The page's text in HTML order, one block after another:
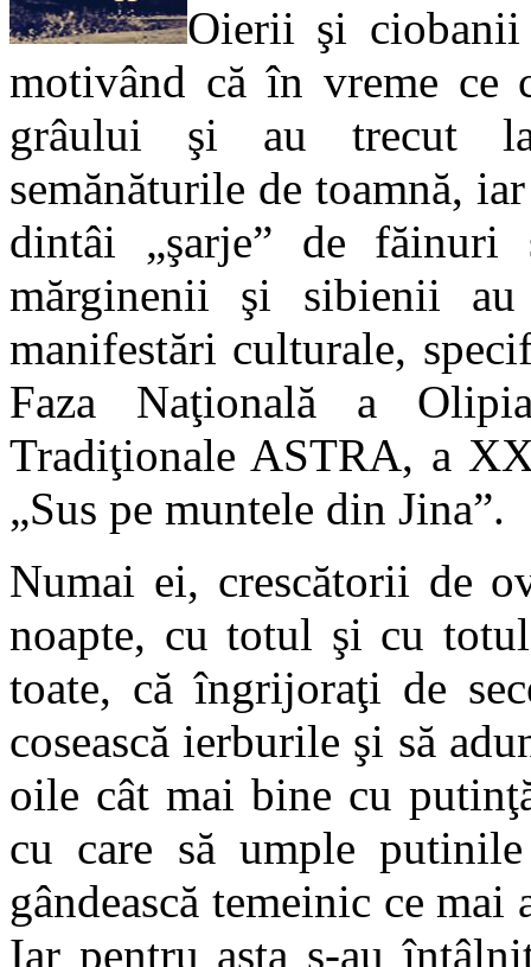
Oierii şi
motivând că în vreme ce
grâului şi au trecut la
semănăturile de toamnă,
dintâi „şarje” de
mărginenii şi sibienii
manifestări culturale,
Faza Naţională a
Tradiţionale ASTRA, a
„Sus pe muntele din Jina”.
Numai ei, crescătorii de
noapte, cu totul şi cu
toate, că îngrijoraţi de
cosească ierburile şi să
oile cât mai bine cu
cu care să umple
gândească temeinic ce
Iar pentru asta s-au